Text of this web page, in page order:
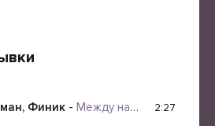
Финик - Между нами 2:27